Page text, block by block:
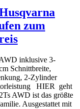
zum
inklusive 3-
Schnittbreite,
2-Zylinder
HIER geht
AWD ist das größte
Ausgestattet mit